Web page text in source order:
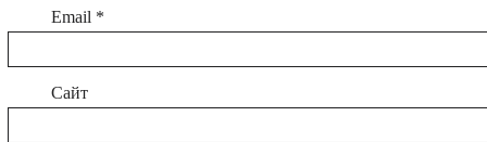
Email *
Сайт